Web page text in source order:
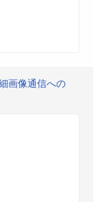
画像通信への